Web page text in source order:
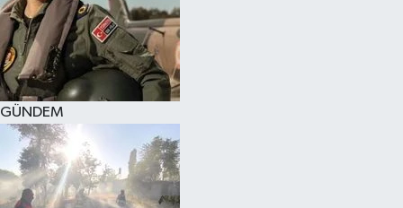
GÜNDEM